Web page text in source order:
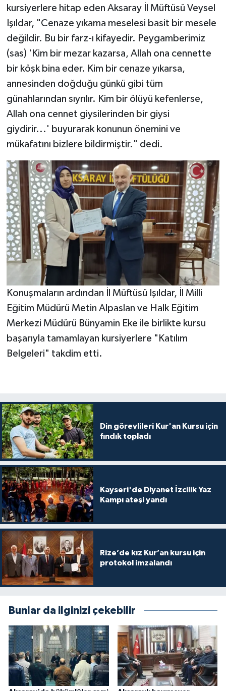
kursiyerlere hitap eden Aksaray İl Müftüsü Veysel
Işıldar, "Cenaze yıkama meselesi basit bir mesele
değildir. Bu bir farz-ı kifayedir. Peygamberimiz
(sas) 'Kim bir mezar kazarsa, Allah ona cennette
bir köşk bina eder. Kim bir cenaze yıkarsa,
annesinden doğduğu günkü gibi tüm
günahlarından sıyrılır. Kim bir ölüyü kefenlerse,
Allah ona cennet giysilerinden bir giysi
giydirir...' buyurarak konunun önemini ve
mükafatını bizlere bildirmiştir." dedi.
Konuşmaların ardından İl Müftüsü Işıldar, İl Milli
Eğitim Müdürü Metin Alpaslan ve Halk Eğitim
Merkezi Müdürü Bünyamin Eke ile birlikte kursu
başarıyla tamamlayan kursiyerlere "Katılım
Belgeleri" takdim etti.
Din görevlileri Kur'an Kursu için
fındık topladı
Kayseri'de Diyanet İzcilik Yaz
Kampı ateşi yandı
Rize’de kız Kur’an kursu için
protokol imzalandı
Bunlar da ilginizi çekebilir
Düzce Müftülüğü
Edirne Müftülüğü
Elazığ Müftülüğü
Erzincan Müftülüğü
Erzurum Müftülüğü
Eskişehir Müftülüğü
Gaziantep Müftülüğü
Giresun Müftülüğü
Gümüşhane Müftülüğü
Hakkari Müftülüğü
Hatay Müftülüğü
Iğdır Müftülüğü
Isparta Müftülüğü
İzmir Müftülüğü
Kahramanmaraş Müftülüğü
Karabük Müftülüğü
Karaman Müftülüğü
Kars Müftülüğü
Kastamonu Müftülüğü
Kayseri Müftülüğü
Kilis Müftülüğü
Kırıkkale Müftülüğü
Kırklareli Müftülüğü
Kırşehir Müftülüğü
Kocaeli Müftülüğü
YAŞAM